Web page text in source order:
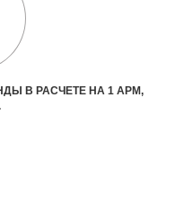
В РАСЧЕТЕ НА 1 АРМ,